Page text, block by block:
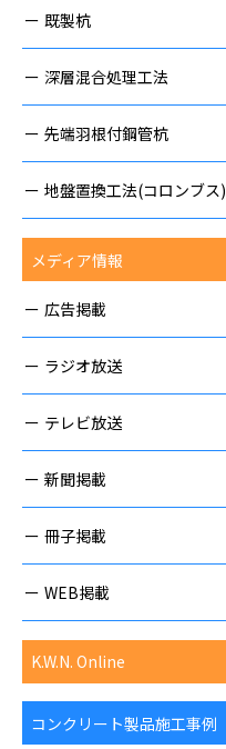
既製杭
深層混合処理工法
先端羽根付鋼管杭
地盤置換工法(コロンブス)
メディア情報
広告掲載
ラジオ放送
テレビ放送
新聞掲載
冊子掲載
WEB掲載
K.W.N. Online
コンクリート製品施工事例